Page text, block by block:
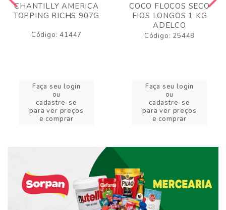
CHANTILLY AMERICA
TOPPING RICHS 907G
Código: 41447
Faça seu login
ou
cadastre-se
para ver preços
e comprar
COCO FLOCOS SECO
FIOS LONGOS 1 KG
ADELCO
Código: 25448
Faça seu login
ou
cadastre-se
para ver preços
e comprar